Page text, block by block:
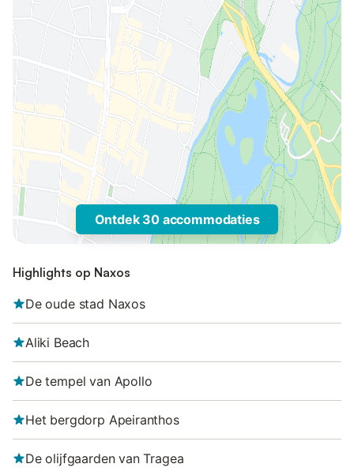
Ontdek 30 accommodaties
Highlights op Naxos
De oude stad Naxos
Aliki Beach
De tempel van Apollo
Het bergdorp Apeiranthos
De olijfgaarden van Tragea